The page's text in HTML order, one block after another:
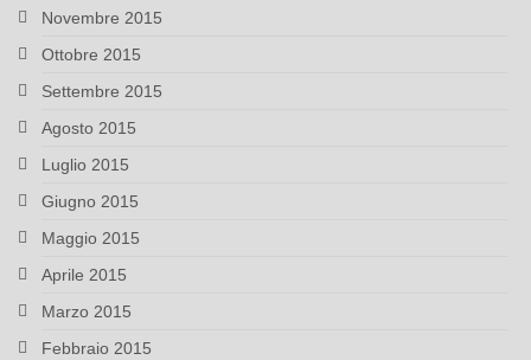
Novembre 2015
Ottobre 2015
Settembre 2015
Agosto 2015
Luglio 2015
Giugno 2015
Maggio 2015
Aprile 2015
Marzo 2015
Febbraio 2015